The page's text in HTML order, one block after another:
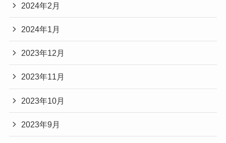
2024年2月
2024年1月
2023年12月
2023年11月
2023年10月
2023年9月